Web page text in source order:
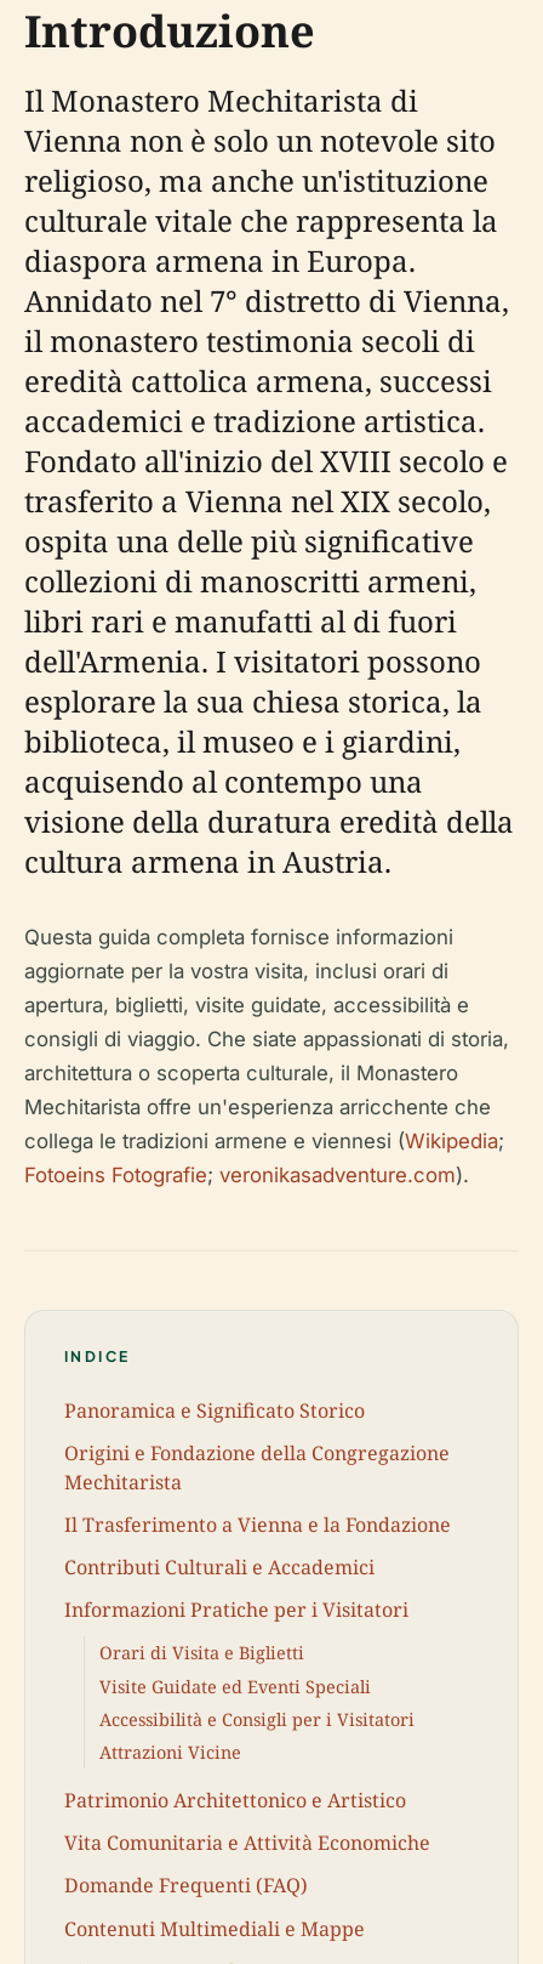
Introduzione
Il Monastero Mechitarista di
Vienna non è solo un notevole sito
religioso, ma anche un'istituzione
culturale vitale che rappresenta la
diaspora armena in Europa.
Annidato nel 7° distretto di Vienna,
il monastero testimonia secoli di
eredità cattolica armena, successi
accademici e tradizione artistica.
Fondato all'inizio del XVIII secolo e
trasferito a Vienna nel XIX secolo,
ospita una delle più significative
collezioni di manoscritti armeni,
libri rari e manufatti al di fuori
dell'Armenia. I visitatori possono
esplorare la sua chiesa storica, la
biblioteca, il museo e i giardini,
acquisendo al contempo una
visione della duratura eredità della
cultura armena in Austria.
Questa guida completa fornisce informazioni
aggiornate per la vostra visita, inclusi orari di
apertura, biglietti, visite guidate, accessibilità e
consigli di viaggio. Che siate appassionati di storia,
architettura o scoperta culturale, il Monastero
Mechitarista offre un'esperienza arricchente che
collega le tradizioni armene e viennesi (Wikipedia;
Fotoeins Fotografie; veronikasadventure.com).
INDICE
Panoramica e Significato Storico
Origini e Fondazione della Congregazione
Mechitarista
Il Trasferimento a Vienna e la Fondazione
Contributi Culturali e Accademici
Informazioni Pratiche per i Visitatori
Orari di Visita e Biglietti
Visite Guidate ed Eventi Speciali
Accessibilità e Consigli per i Visitatori
Attrazioni Vicine
Patrimonio Architettonico e Artistico
Vita Comunitaria e Attività Economiche
Domande Frequenti (FAQ)
Contenuti Multimediali e Mappe